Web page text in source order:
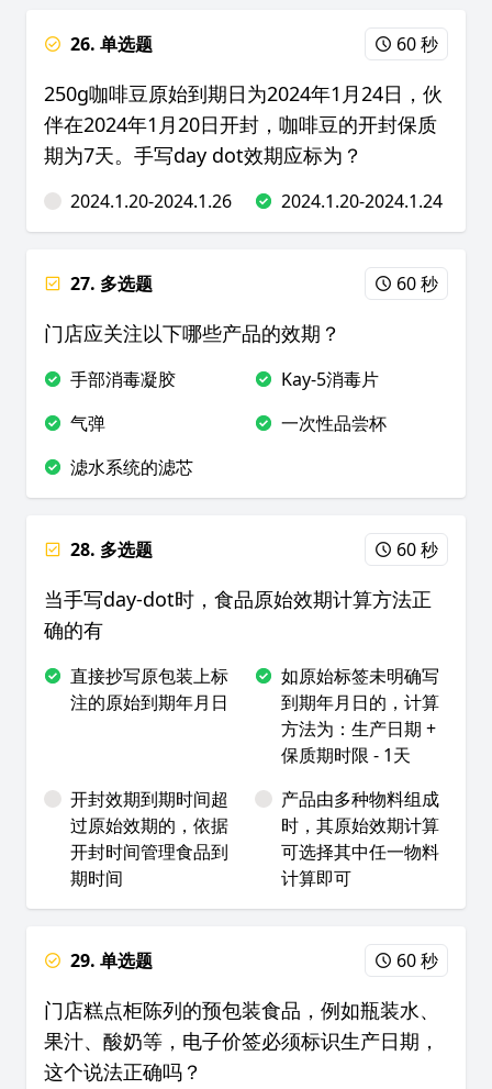
26. 单选题 60 秒
250g咖啡豆原始到期日为2024年1月24日，伙
伴在2024年1月20日开封，咖啡豆的开封保质
期为7天。手写day dot效期应标为？
2024.1.20-2024.1.26 2024.1.20-2024.1.24
27. 多选题 60 秒
门店应关注以下哪些产品的效期？
手部消毒凝胶
Kay-5消毒片
气弹
一次性品尝杯
滤水系统的滤芯
28. 多选题 60 秒
当手写day-dot时，食品原始效期计算方法正
确的有
直接抄写原包装上标
注的原始到期年月日
如原始标签未明确写
到期年月日的，计算
方法为：生产日期 +
保质期时限 - 1天
开封效期到期时间超
过原始效期的，依据
开封时间管理食品到
期时间
产品由多种物料组成
时，其原始效期计算
可选择其中任一物料
计算即可
29. 单选题 60 秒
门店糕点柜陈列的预包装食品，例如瓶装水、
果汁、酸奶等，电子价签必须标识生产日期，
这个说法正确吗？